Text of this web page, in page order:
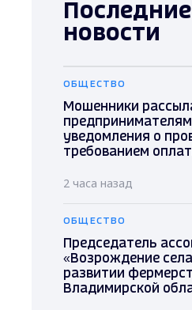
Последние
новости
ОБЩЕСТВО
Мошенники
уведомления о
требованием
2 часа назад
ОБЩЕСТВО
Председатель
«Возрождение
развитии
Владимирской